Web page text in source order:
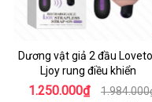
Dương vật giả 2 đầu
Ljoy rung điều khiển
1.250.000₫